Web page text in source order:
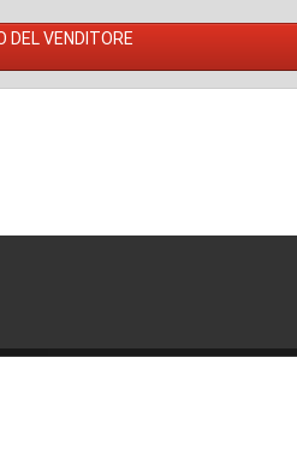
DEL VENDITORE